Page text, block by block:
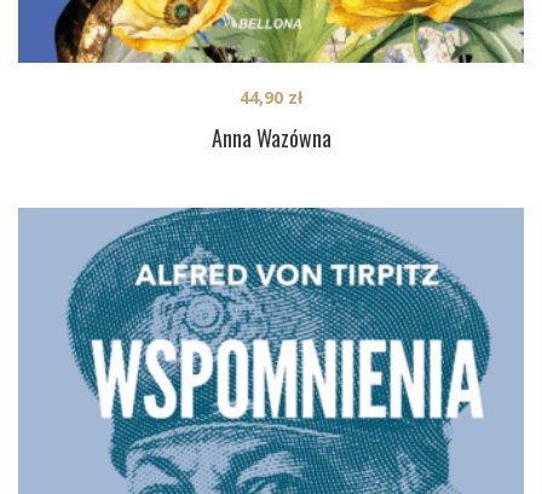
Anna Wazówna
44,90 zł